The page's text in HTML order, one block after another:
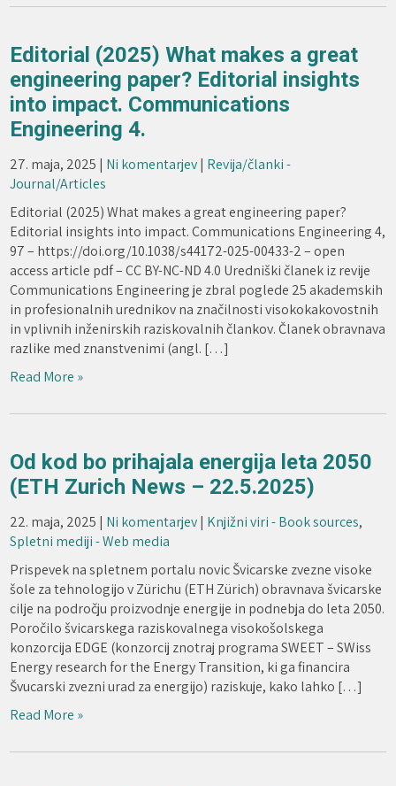
Editorial (2025) What makes a great
engineering paper? Editorial insights
into impact. Communications
Engineering 4.
27. maja, 2025 | Ni komentarjev| Revija/članki -
Journal/Articles
Editorial (2025) What makes a great engineering paper?
Editorial insights into impact. Communications Engineering 4,
97 – https://doi.org/10.1038/s44172-025-00433-2 – open
access article pdf – CC BY-NC-ND 4.0 Uredniški članek iz revije
Communications Engineering je zbral poglede 25 akademskih
in profesionalnih urednikov na značilnosti visokokakovostnih
in vplivnih inženirskih raziskovalnih člankov. Članek obravnava
razlike med znanstvenimi (angl. […]
Read More »
Od kod bo prihajala energija leta 2050
(ETH Zurich News – 22.5.2025)
22. maja, 2025 | Ni komentarjev| Knjižni viri - Book sources,
Spletni mediji - Web media
Prispevek na spletnem portalu novic Švicarske zvezne visoke
šole za tehnologijo v Zürichu (ETH Zürich) obravnava švicarske
cilje na področju proizvodnje energije in podnebja do leta 2050.
Poročilo švicarskega raziskovalnega visokošolskega
konzorcija EDGE (konzorcij znotraj programa SWEET – SWiss
Energy research for the Energy Transition, ki ga financira
Švucarski zvezni urad za energijo) raziskuje, kako lahko […]
Read More »